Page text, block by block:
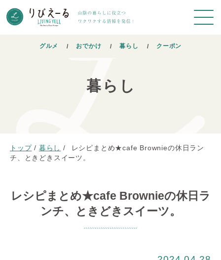
グルメ おでかけ 暮らし クーポン
暮らし
トップ / 暮らし /
レシピまとめ★cafe Brownieの休日ラン
チ、ときどきスイーツ。
レシピまとめ★cafe Brownieの休日ラ
ンチ、ときどきスイーツ。